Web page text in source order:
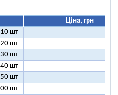
Ціна, грн
10 шт
20 шт
30 шт
40 шт
50 шт
шт